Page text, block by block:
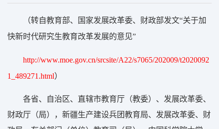
（转自教育部、国家发展改革委、财政部发文“关于加
快新时代研究生教育改革发展的意见”
http://www.moe.gov.cn/srcsite/A22/s7065/202009/t2020092
1_489271.html）
各省、自治区、直辖市教育厅（教委）、发展改革委、
财政厅（局），新疆生产建设兵团教育局、发展改革委、财